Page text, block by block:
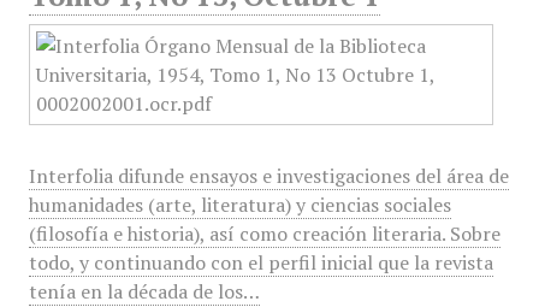
Interfolia difunde ensayos e investigaciones del área de
humanidades (arte, literatura) y ciencias sociales
(filosofía e historia), así como creación literaria. Sobre
todo, y continuando con el perfil inicial que la revista
tenía en la década de los…